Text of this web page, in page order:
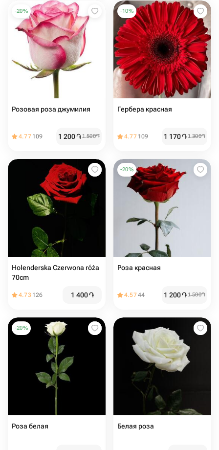
-20%
Розовая роза джумилия
4.77 109 1 200֏1 500֏
-10%
Гербера красная
4.77 109 1 170֏1 300֏
Holenderska Czerwona róża
70cm
4.73 126 1 400֏
-20%
Роза красная
4.5744 1 200֏1 500֏
-20%
Роза белая Белая роза